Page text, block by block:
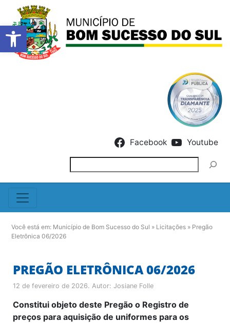
Barra de Ferramentas
Facebook Youtube
Você está em: Município de Bom Sucesso do Sul » Licitações » Pregão
Eletrônica 06/2026
PREGÃO ELETRÔNICA 06/2026
12 de fevereiro de 2026. Autor: Josiane Folle
Constitui objeto deste Pregão o Registro de
preços para aquisição de uniformes para os